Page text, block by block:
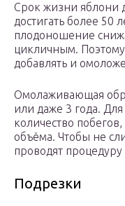
Срок жизни яблони
достигать более 50
плодоношение
цикличным.
добавлять и
Омолаживающая
или даже 3 года.
количество
объёма. Чтобы не
проводят процедуру
Подрезки